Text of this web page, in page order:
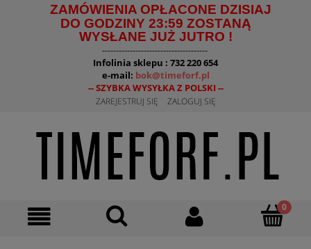
ZAMÓWIENIA OPŁACONE DZISIAJ
DO GODZINY 23:59 ZOSTANĄ
WYSŁANE JUŻ JUTRO !
--------------------------------------
Infolinia sklepu : 732 220 654
e-mail: bok@timeforf.pl
-- SZYBKA WYSYŁKA Z POLSKI --
ZAREJESTRUJ SIĘ ZALOGUJ SIĘ